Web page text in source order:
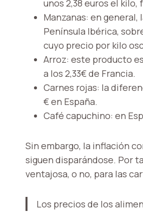
unos 2,38 euros el kilo,
Manzanas: en
Península Ibérica,
cuyo precio por kilo
Arroz: este producto
a los 2,33€ de Francia.
Carnes rojas: la
€ en España.
Café capuchino: en
Sin embargo, la inflación
siguen disparándose. Por
ventajosa, o no, para las
Los precios de los